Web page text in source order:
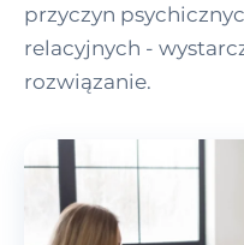
przyczyn
relacyjnych -
rozwiązanie.